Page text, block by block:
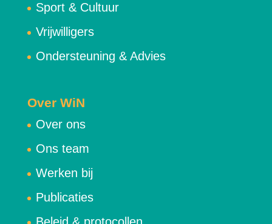
Sport & Cultuur
Vrijwilligers
Ondersteuning & Advies
Over WiN
Over ons
Ons team
Werken bij
Publicaties